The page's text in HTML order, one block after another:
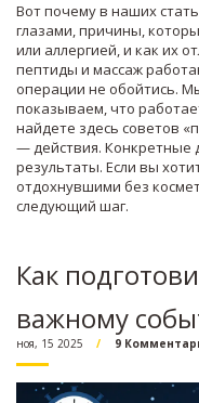
Вот почему в наших
глазами,причины,
или аллергией, и как их
пептиды и массаж
операции не обойтись.
показываем, что
найдете здесь советов
— действия. Конкретные
результаты. Если вы
отдохнувшими без
следующий шаг.
Как
важному
ноя, 15 2025 9